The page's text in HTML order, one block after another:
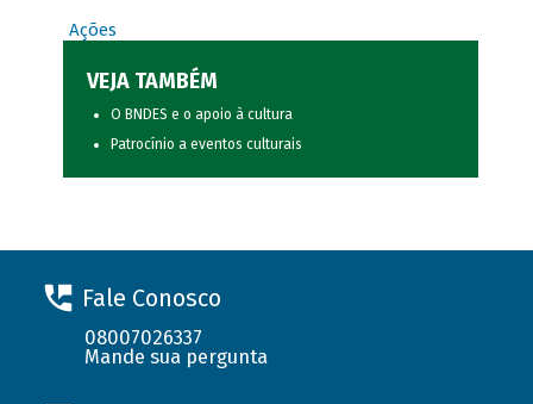
Ações
VEJA TAMBÉM
O BNDES e o apoio à cultura
Patrocínio a eventos culturais
Fale Conosco
08007026337
Mande sua pergunta